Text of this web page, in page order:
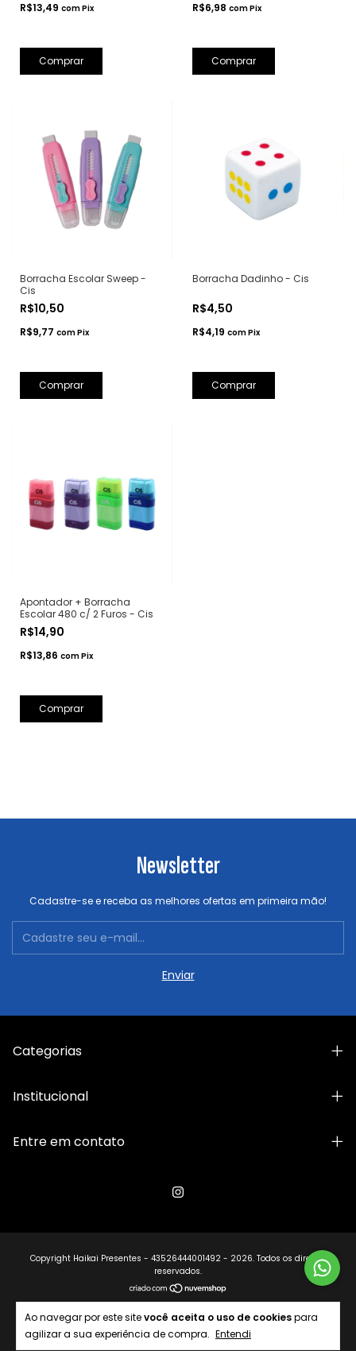
Ao navegar por este sitevocê aceita o uso de cookiespara
agilizar a sua experiência de compra. Entendi
R$13,49 comPix R$6,98 comPix
Comprar
Borracha Escolar Sweep -
Cis
R$10,50
R$9,77 comPix
Comprar
Borracha Dadinho - Cis
R$4,50
R$4,19 comPix
Apontador + Borracha
Escolar 480 c/ 2 Furos - Cis
R$14,90
R$13,86 comPix
Comprar
Newsletter
Cadastre-se e receba as melhores ofertas em primeira mão!
Categorias
Institucional
Entre em contato
Copyright Haikai Presentes - 43526444001492 - 2026. Todos os direitos
reservados.